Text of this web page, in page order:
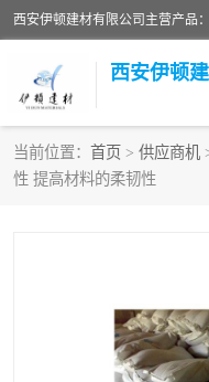
西安伊顿
当前位置： 首页 > 供应商机
性 提高材料的柔韧性
灌浆料
瓷砖粘合剂